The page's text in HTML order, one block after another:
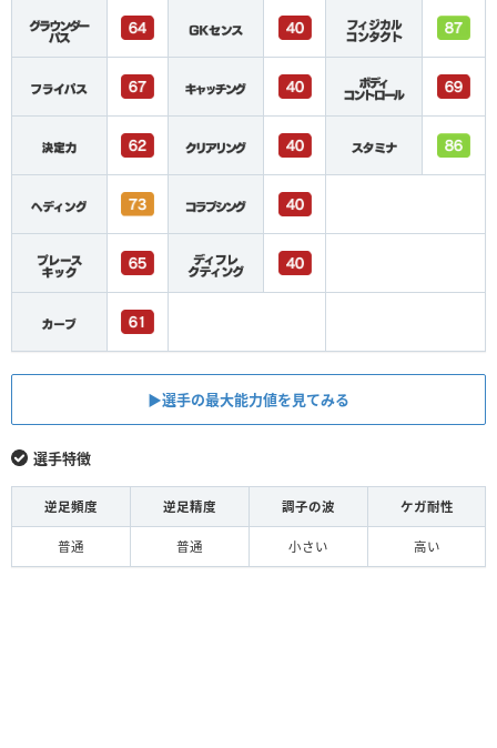
▶︎選手の最大能力値を見てみる
選手特徴
逆足頻度 逆足精度 調子の波 ケガ耐性
普通 普通 小さい 高い